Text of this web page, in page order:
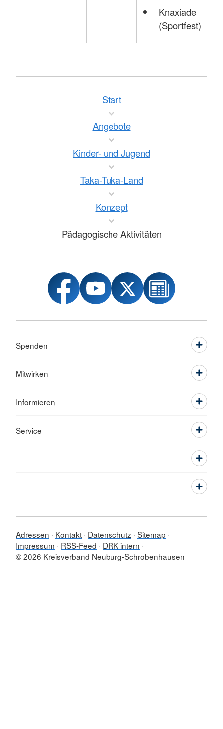
Knaxiade
(Sportfest)
Start
Angebote
Kinder- und Jugend
Taka-Tuka-Land
Konzept
Pädagogische Aktivitäten
Spenden
Mitwirken
Informieren
Service
Adressen Kontakt Datenschutz Sitemap
Impressum
RSS-Feed
DRK intern
© 2026 Kreisverband Neuburg-Schrobenhausen